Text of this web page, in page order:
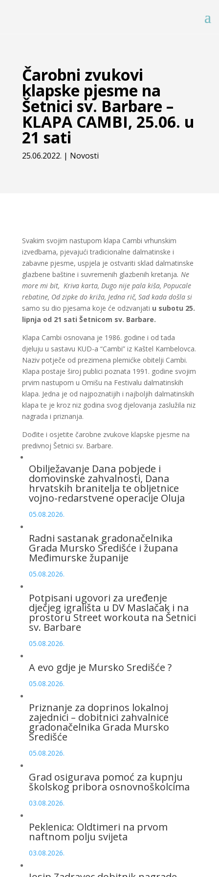
Čarobni zvukovi
klapske pjesme na
Šetnici sv. Barbare –
KLAPA CAMBI, 25.06. u
21 sati
25.06.2022. | Novosti
Svakim svojim nastupom klapa Cambi vrhunskim
izvedbama, pjevajući tradicionalne dalmatinske i
zabavne pjesme, uspjela je ostvariti sklad dalmatinske
glazbene baštine i suvremenih glazbenih kretanja. Ne
more mi bit, Kriva karta, Dugo nije pala kiša, Popucale
rebatine, Od zipke do križa, Jedna rič, Sad kada došla si
samo su dio pjesama koje će odzvanjati u subotu 25.
lipnja od 21 sati Šetnicom sv. Barbare.
Klapa Cambi osnovana je 1986. godine i od tada
djeluju u sastavu KUD-a “Cambi” iz Kaštel Kambelovca.
Naziv potječe od prezimena plemićke obitelji Cambi.
Klapa postaje široj publici poznata 1991. godine svojim
prvim nastupom u Omišu na Festivalu dalmatinskih
klapa. Jedna je od najpoznatijih i najboljih dalmatinskih
klapa te je kroz niz godina svog djelovanja zaslužila niz
nagrada i priznanja.
Dođite i osjetite čarobne zvukove klapske pjesme na
predivnoj Šetnici sv. Barbare.
Obilježavanje Dana pobjede i
domovinske zahvalnosti, Dana
hrvatskih branitelja te obljetnice
vojno-redarstvene operacije Oluja
05.08.2026.
Radni sastanak gradonačelnika
Grada Mursko Središće i župana
Međimurske županije
05.08.2026.
Potpisani ugovori za uređenje
dječjeg igrališta u DV Maslačak i na
prostoru Street workouta na Šetnici
sv. Barbare
05.08.2026.
A evo gdje je Mursko Središće ?
05.08.2026.
Priznanje za doprinos lokalnoj
zajednici – dobitnici zahvalnice
gradonačelnika Grada Mursko
Središće
05.08.2026.
Grad osigurava pomoć za kupnju
školskog pribora osnovnoškolcima
03.08.2026.
Peklenica: Oldtimeri na prvom
naftnom polju svijeta
03.08.2026.